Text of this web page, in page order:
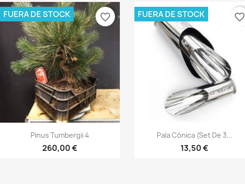
Vista rápida
Pinus Tumbergii 4
260,00 €
FUERA DE STOCK favorite_border
Vista rápida
Pala Cónica (set De 3...
13,50 €
FUERA DE STOCK favorite_border